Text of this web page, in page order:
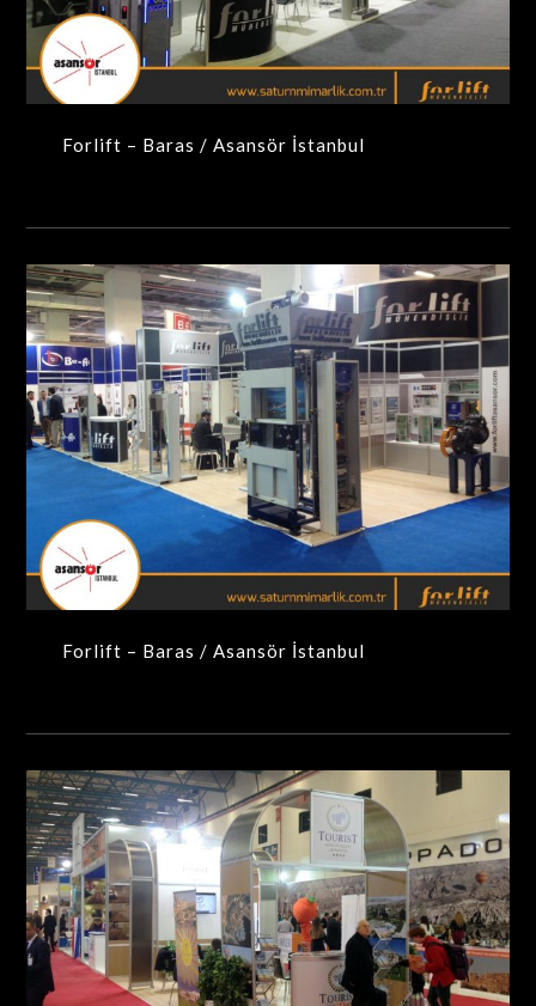
MAXIMA-MODÜLER STANDLAR
Forlift – Baras / Asansör İstanbul
Forlift – Baras / Asansör İstanbul
MAXIMA-MODÜLER STANDLAR
Forlift – Baras / Asansör İstanbul
Tourist Hotel / Emitt Fuarı – İstanbul